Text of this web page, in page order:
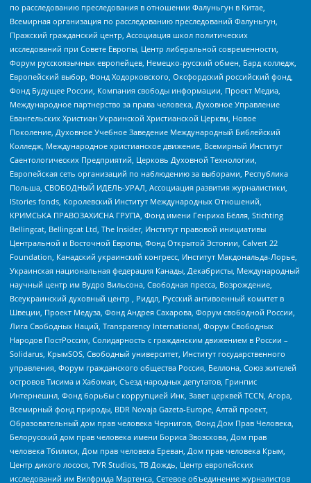
по расследованию преследования в отношении Фалуньгун в Китае,
Всемирная организация по расследованию преследований Фалуньгун,
Пражский гражданский центр, Ассоциация школ политических
исследований при Совете Европы, Центр либеральной современности,
Форум русскоязычных европейцев, Немецко-русский обмен, Бард колледж,
Европейский выбор, Фонд Ходорковского, Оксфордский российский фонд,
Фонд Будущее России, Компания свободы информации, Проект Медиа,
Международное партнерство за права человека, Духовное Управление
Евангельских Христиан Украинской Христианской Церкви, Новое
Поколение, Духовное Учебное Заведение Международный Библейский
Колледж, Международное христианское движение, Всемирный Институт
Саентологических Предприятий, Церковь Духовной Технологии,
Европейская сеть организаций по наблюдению за выборами, Республика
Польша, СВОБОДНЫЙ ИДЕЛЬ-УРАЛ, Ассоциация развития журналистики,
IStories fonds, Королевский Институт Международных Отношений,
КРИМСЬКА ПРАВОЗАХИСНА ГРУПА, Фонд имени Генриха Бёлля, Stichting
Bellingcat, Bellingcat Ltd, The Insider, Институт правовой инициативы
Центральной и Восточной Европы, Фонд Открытой Эстонии, Calvert 22
Foundation, Канадский украинский конгресс, Институт Макдональда-Лорье,
Украинская национальная федерация Канады, Декабристы, Международный
научный центр им Вудро Вильсона, Свободная пресса, Возрождение,
Всеукраинский духовный центр , Риддл, Русский антивоенный комитет в
Швеции, Проект Медуза, Фонд Андрея Сахарова, Форум свободной России,
Лига Свободных Наций, Transparеncy International, Форум Свободных
Народов ПостРоссии, Солидарность с гражданским движением в России –
Solidarus, КрымSOS, Свободный университет, Институт государственного
управления, Форум гражданского общества Россия, Беллона, Союз жителей
островов Тисима и Хабомаи, Съезд народных депутатов, Гринпис
Интернешнл, Фонд борьбы с коррупцией Инк, Завет церквей TCCN, Агора,
Всемирный фонд природы, BDR Novaja Gazeta-Europe, Алтай проект,
Образовательный дом прав человека Чернигов, Фонд Дом Прав Человека,
Белорусский дом прав человека имени Бориса Звозскова, Дом прав
человека Тбилиси, Дом прав человека Ереван, Дом прав человека Крым,
Центр дикого лосося, TVR Studios, ТВ Дождь, Центр европейских
исследований им Вилфрида Мартенса, Сетевое объединение журналистов